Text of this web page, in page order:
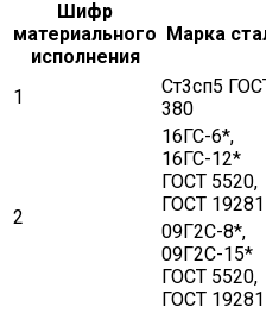
Шифр
материального
исполнения
Марка
1
Ст3сп5
380
2
16ГС-6*,
16ГС-12*
ГОСТ 5520,
ГОСТ 19281
09Г2С-8*,
09Г2С-15*
ГОСТ 5520,
ГОСТ 19281